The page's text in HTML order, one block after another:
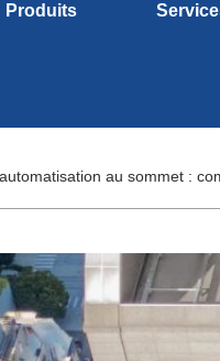
Produits
au sommet :